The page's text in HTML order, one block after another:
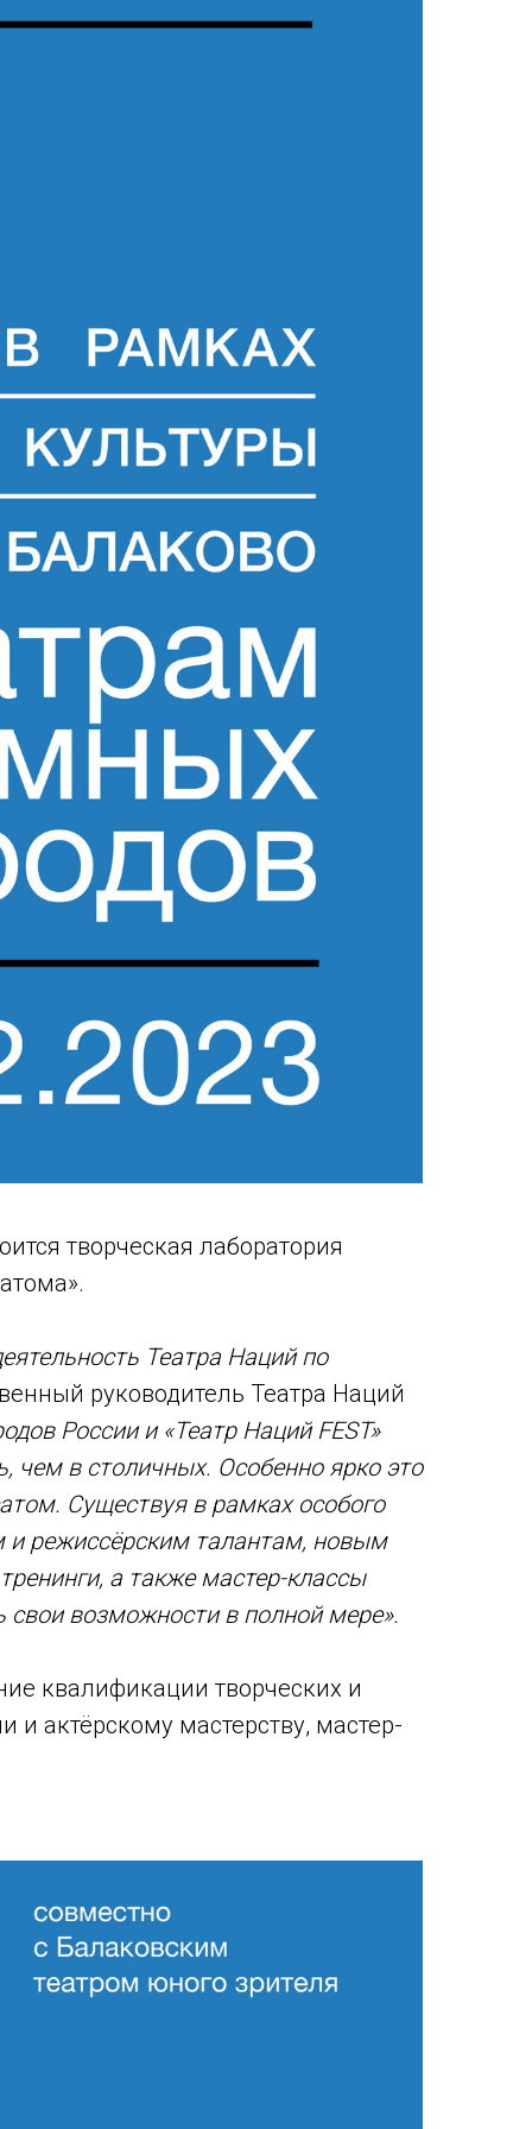
творческая лаборатория
Театра Наций по
руководитель Театра Наций
России и «Театр Наций FEST»
чем в столичных. Особенно ярко это
Существуя в рамках особого
и режиссёрским талантам, новым
а также мастер-классы
свои возможности в полной мере».
квалификации творческих и
и актёрскому мастерству, мастер-